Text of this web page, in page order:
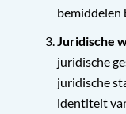
bemiddelen
Juridische
juridische
juridische
identiteit